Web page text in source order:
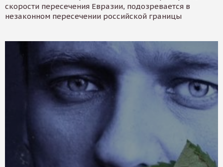
скорости пересечения Евразии, подозревается в
незаконном пересечении российской границы